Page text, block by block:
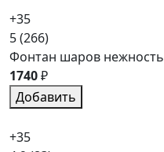
+35
5(266)
Фонтан шаров нежность
1740₽
Добавить
+35